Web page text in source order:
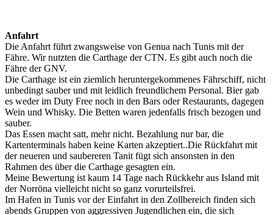
Anfahrt
Die Anfahrt führt zwangsweise von Genua nach Tunis mit der
Fähre. Wir nutzten die Carthage der CTN. Es gibt auch noch die
Fähre der GNV.
Die Carthage ist ein ziemlich heruntergekommenes Fährschiff, nicht
unbedingt sauber und mit leidlich freundlichem Personal. Bier gab
es weder im Duty Free noch in den Bars oder Restaurants, dagegen
Wein und Whisky. Die Betten waren jedenfalls frisch bezogen und
sauber.
Das Essen macht satt, mehr nicht. Bezahlung nur bar, die
Kartenterminals haben keine Karten akzeptiert..Die Rückfahrt mit
der neueren und saubereren Tanit fügt sich ansonsten in den
Rahmen des über die Carthage gesagten ein.
Meine Bewertung ist kaum 14 Tage nach Rückkehr aus Island mit
der Norröna vielleicht nicht so ganz vorurteilsfrei.
Im Hafen in Tunis vor der Einfahrt in den Zollbereich finden sich
abends Gruppen von aggressiven Jugendlichen ein, die sich